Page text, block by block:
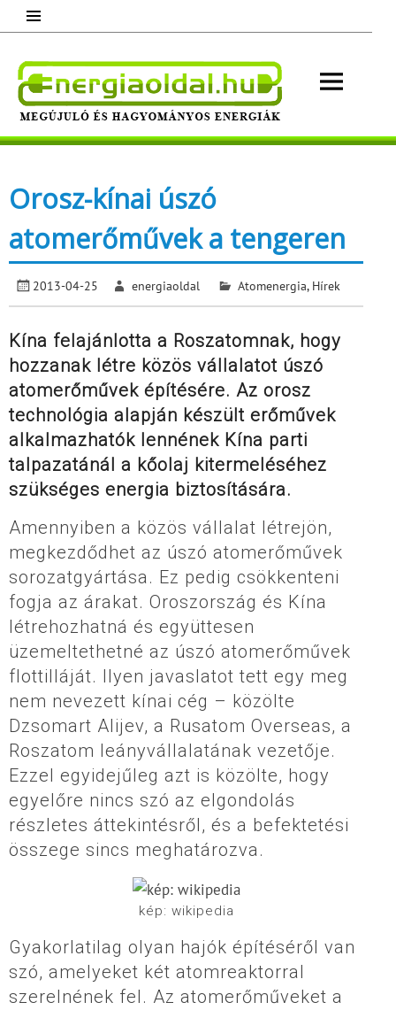
content
Megújuló és hagyományos energiák.
Orosz-kínai úszó
atomerőművek a tengeren
2013-04-25 energiaoldal Atomenergia, Hírek
Kína felajánlotta a Roszatomnak, hogy
hozzanak létre közös vállalatot úszó
atomerőművek építésére. Az orosz
technológia alapján készült erőművek
alkalmazhatók lennének Kína parti
talpazatánál a kőolaj kitermeléséhez
szükséges energia biztosítására.
Amennyiben a közös vállalat létrejön,
megkezdődhet az úszó atomerőművek
sorozatgyártása. Ez pedig csökkenteni
fogja az árakat. Oroszország és Kína
létrehozhatná és együttesen
üzemeltethetné az úszó atomerőművek
flottilláját. Ilyen javaslatot tett egy meg
nem nevezett kínai cég – közölte
Dzsomart Alijev, a Rusatom Overseas, a
Roszatom leányvállalatának vezetője.
Ezzel egyidejűleg azt is közölte, hogy
egyelőre nincs szó az elgondolás
részletes áttekintésről, és a befektetési
összege sincs meghatározva.
kép: wikipedia
Gyakorlatilag olyan hajók építéséről van
szó, amelyeket két atomreaktorral
szerelnének fel. Az atomerőműveket a